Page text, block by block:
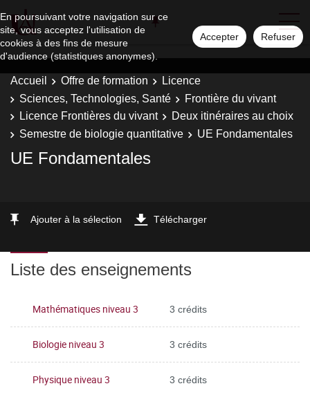
En poursuivant votre navigation sur ce
site, vous acceptez l'utilisation de
cookies à des fins de mesure
d'audience (statistiques anonymes).
Accepter Refuser
Accueil Offre de formation
Licence
Sciences, Technologies, Santé
Frontière du vivant
Licence Frontières du vivant
Deux itinéraires au choix
Semestre de biologie quantitative
UE Fondamentales
UE Fondamentales
Ajouter à la sélection Télécharger
Liste des enseignements
Mathématiques niveau 3 3 crédits
Biologie niveau 3 3 crédits
Physique niveau 3 3 crédits